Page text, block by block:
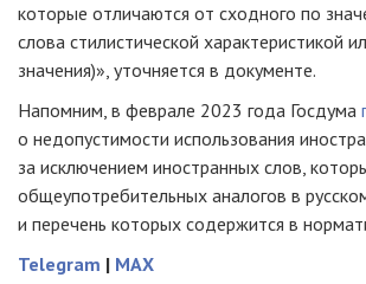
которые отличаются от сходного по
слова стилистической характеристикой
значения)», уточняется в документе.
Напомним, в феврале 2023 года Госдума
о недопустимости использования
за исключением иностранных слов,
общеупотребительных аналогов в
и перечень которых содержится в
Telegram | MAX